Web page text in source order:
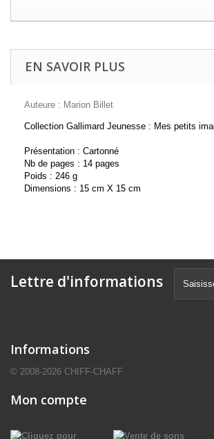
EN SAVOIR PLUS
Auteure : Marion Billet
Collection Gallimard Jeunesse : Mes petits
Présentation : Cartonné
Nb de pages : 14 pages
Poids : 246 g
Dimensions : 15 cm X 15 cm
Lettre d'informations
Informations
© 2008-2026 CHIFF-CHAFF
Mon compte